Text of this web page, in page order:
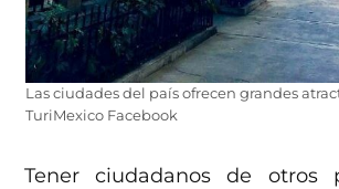
Las ciudades del país ofrecen grandes
TuriMexico Facebook
Tener ciudadanos de otros